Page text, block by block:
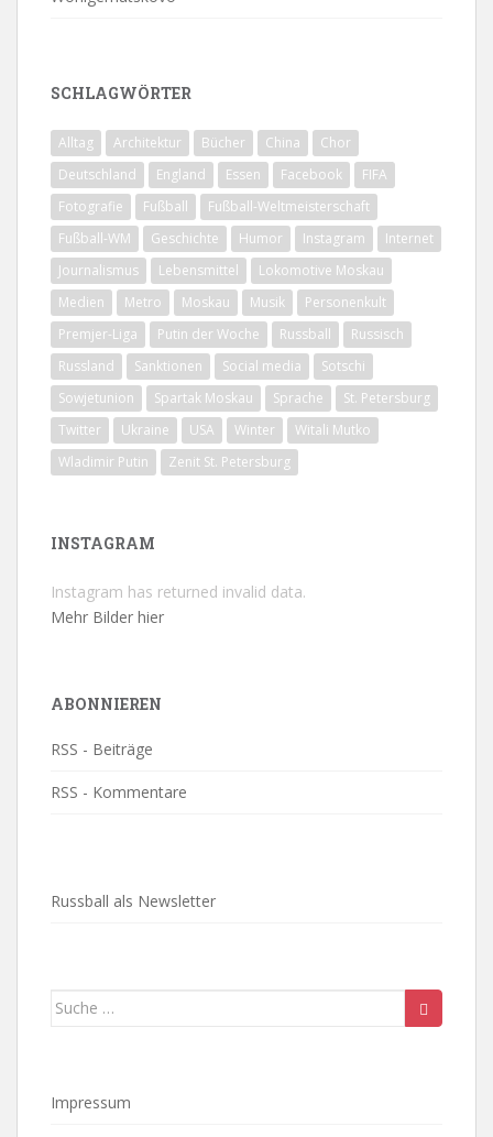
SCHLAGWÖRTER
Alltag Architektur Bücher China
Chor
Deutschland
England Essen Facebook
FIFA
Fotografie
Fußball
Fußball-Weltmeisterschaft
Fußball-WM
Geschichte Humor Instagram
Internet
Journalismus
Lebensmittel
Lokomotive Moskau
Medien
Metro Moskau Musik
Personenkult
Premjer-Liga
Putin der Woche Russball
Russisch
Russland
Sanktionen Social media
Sotschi
Sowjetunion
Spartak Moskau Sprache
St. Petersburg
Twitter
Ukraine USA Winter
Witali Mutko
Wladimir Putin
Zenit St. Petersburg
INSTAGRAM
Instagram has returned invalid data.
Mehr Bilder hier
ABONNIEREN
RSS - Beiträge
RSS - Kommentare
Russball als Newsletter
Suche
Impressum